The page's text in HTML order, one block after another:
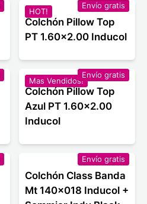
HOT!
Envío gratis
Colchón Pillow Top
PT 1.60x2.00 Inducol
Mas Vendidos!
Envío gratis
Colchón Pillow Top
Azul PT 1.60x2.00
Inducol
Envío gratis
Colchón Class Banda
Mt 140x018 Inducol +